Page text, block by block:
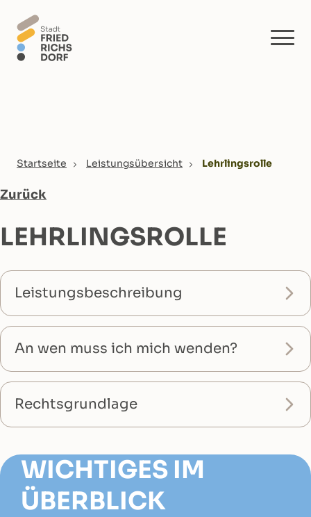
You are here:
Startseite Leistungsübersicht Lehrlingsrolle
Zurück
LEHRLINGSROLLE
Leistungsbeschreibung
An wen muss ich mich wenden?
Rechtsgrundlage
WICHTIGES IM
ÜBERBLICK